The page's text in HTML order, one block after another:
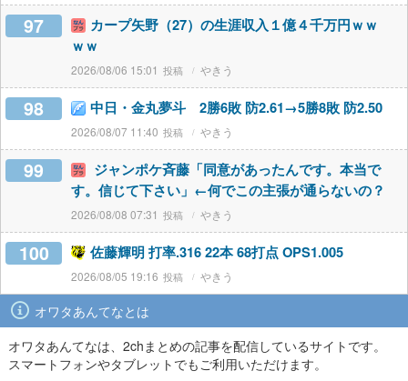
97
カープ矢野（27）の生涯収入１億４千万円ｗｗ
ｗｗ
2026/08/06 15:01 やきう
98 中日・金丸夢斗 2勝6敗 防2.61→5勝8敗 防2.50
2026/08/07 11:40 やきう
99
ジャンポケ斉藤「同意があったんです。本当で
す。信じて下さい」←何でこの主張が通らないの？
2026/08/08 07:31 やきう
100 佐藤輝明 打率.316 22本 68打点 OPS1.005
2026/08/05 19:16 やきう
オワタあんてなとは
オワタあんてなは、2chまとめの記事を配信しているサイトです。
スマートフォンやタブレットでもご利用いただけます。